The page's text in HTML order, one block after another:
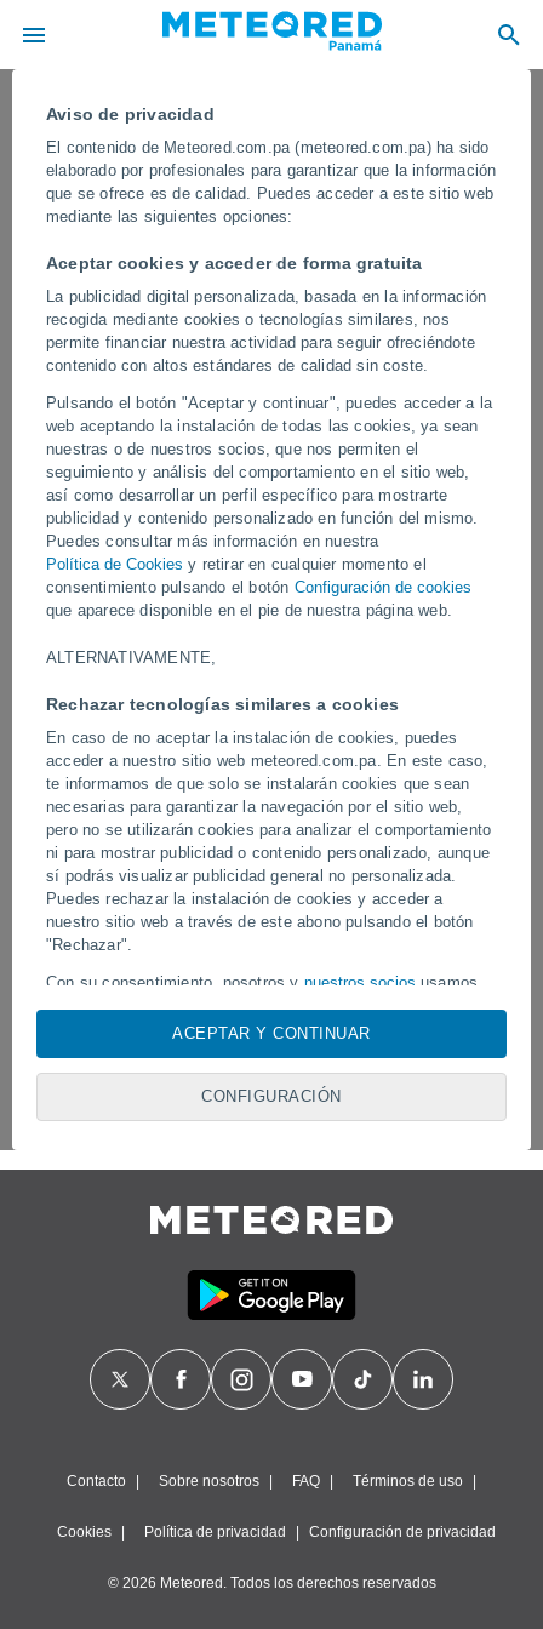
Aviso de privacidad
El contenido de Meteored.com.pa (meteored.com.pa) ha sido
elaborado por profesionales para garantizar que la información
que se ofrece es de calidad. Puedes acceder a este sitio web
mediante las siguientes opciones:
Aceptar cookies y acceder de forma gratuita
La publicidad digital personalizada, basada en la información
recogida mediante cookies o tecnologías similares, nos
permite financiar nuestra actividad para seguir ofreciéndote
contenido con altos estándares de calidad sin coste.
Pulsando el botón "Aceptar y continuar", puedes acceder a la
web aceptando la instalación de todas las cookies, ya sean
nuestras o de nuestros socios, que nos permiten el
seguimiento y análisis del comportamiento en el sitio web,
así como desarrollar un perfil específico para mostrarte
publicidad y contenido personalizado en función del mismo.
Puedes consultar más información en nuestra
Política de Cookies y retirar en cualquier momento el
consentimiento pulsando el botón Configuración de cookies
que aparece disponible en el pie de nuestra página web.
ALTERNATIVAMENTE,
Rechazar tecnologías similares a cookies
En caso de no aceptar la instalación de cookies, puedes
acceder a nuestro sitio web meteored.com.pa. En este caso,
te informamos de que solo se instalarán cookies que sean
necesarias para garantizar la navegación por el sitio web,
pero no se utilizarán cookies para analizar el comportamiento
ni para mostrar publicidad o contenido personalizado, aunque
sí podrás visualizar publicidad general no personalizada.
Puedes rechazar la instalación de cookies y acceder a
nuestro sitio web a través de este abono pulsando el botón
"Rechazar".
Con su consentimiento, nosotros y nuestros socios usamos
cookies, identificadores únicos o tecnologías similares para
almacenar, acceder y procesar datos personales como su
identificadores de cookies. Es posible que algunos
proveedores traten tus datos personales en virtud de un
interés legítimo, algo a lo que puedes oponerte. Para ello,
datos en cualquier momento haciendo clic en"Configurar"o
Nosotros y nuestros socios hacemos el siguiente
Almacenar la información en un dispositivo y/o acceder a
ella, uso de datos limitados para seleccionar anuncios
perfiles para seleccionar la publicidad personalizada, crear un
perfil para personalizar el contenido, uso de perfiles para la
selección de contenido personalizado, medir el rendimiento
la combinación de datos procedentes de diferentes fuentes,
con el objetivo de seleccionar el contenido.
mediante análisis de dispositivos, publicidad y contenido
ACEPTAR Y CONTINUAR
CONFIGURACIÓN
Tormentas extremas y vientos
huracanados dejan más de 100
fallecidos en las últimas horas en
India
En las últimas horas se han producido tormentas muy intensas
que han ido acompañadas de lluvias torrenciales, granizo de gran
tamaño y ráfagas huracanadas de viento.
Ayer
Tornados y lluvias torrenciales en
Síguenos
Contacto Sobre nosotros FAQ Términos de uso
Cookies Política de privacidad Configuración de privacidad
© 2026 Meteored. Todos los derechos reservados